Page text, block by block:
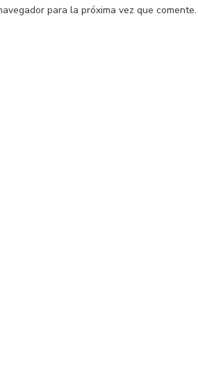
para la próxima vez que comente.